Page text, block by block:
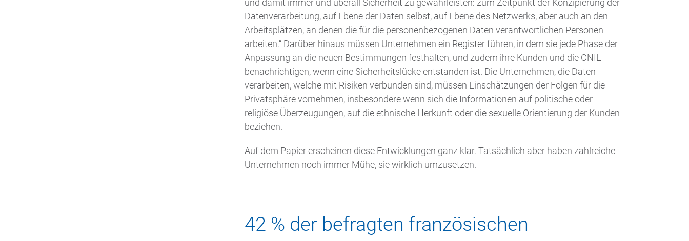
und damit immer und überall Sicherheit zu gewährleisten: zum Zeitpunkt der Konzipierung der
Datenverarbeitung, auf Ebene der Daten selbst, auf Ebene des Netzwerks, aber auch an den
Arbeitsplätzen, an denen die für die personenbezogenen Daten verantwortlichen Personen
arbeiten.“ Darüber hinaus müssen Unternehmen ein Register führen, in dem sie jede Phase der
Anpassung an die neuen Bestimmungen festhalten, und zudem ihre Kunden und die CNIL
benachrichtigen, wenn eine Sicherheitslücke entstanden ist. Die Unternehmen, die Daten
verarbeiten, welche mit Risiken verbunden sind, müssen Einschätzungen der Folgen für die
Privatsphäre vornehmen, insbesondere wenn sich die Informationen auf politische oder
religiöse Überzeugungen, auf die ethnische Herkunft oder die sexuelle Orientierung der Kunden
beziehen.
Auf dem Papier erscheinen diese Entwicklungen ganz klar. Tatsächlich aber haben zahlreiche
Unternehmen noch immer Mühe, sie wirklich umzusetzen.
42 % der befragten französischen